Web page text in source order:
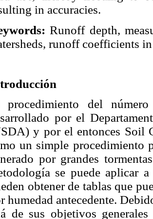
in accuracies.
Runoff depth,
runoff coefficients
procedimiento del
por el
y por el entonces Soil
un simple procedimiento
por grandes
se puede aplicar
obtener de tablas que
humedad antecedente.
de sus objetivos